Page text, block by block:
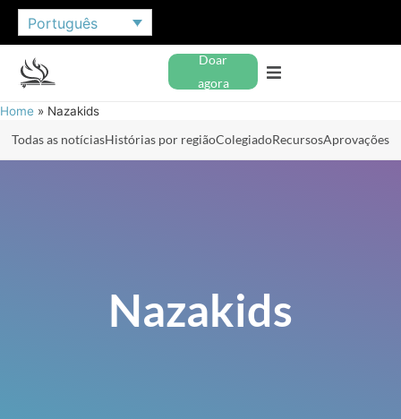
Português
Doar
agora
Home » Nazakids
Todas as notíciasHistórias por regiãoColegiadoRecursosAprovações
Nazakids